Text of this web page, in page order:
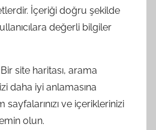
İçeriği doğru şekilde
değerli bilgiler
site haritası, arama
daha iyi anlamasına
sayfalarınızı ve içeriklerinizi
olun.